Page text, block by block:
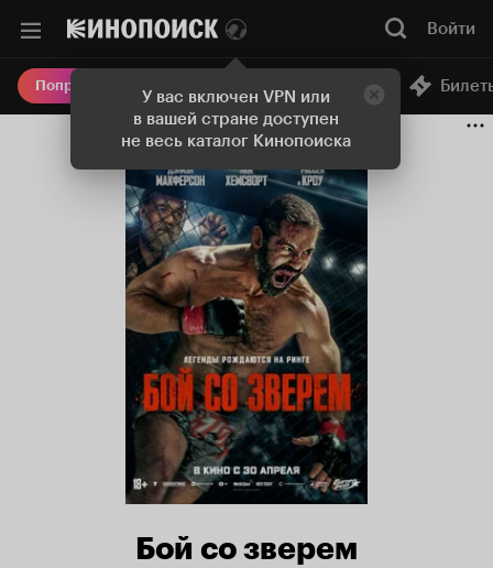
У вас включен VPN или
в вашей стране доступен
не весь каталог Кинопоиска
Войти
Попробовать Плюс Онлайн-кинотеатр
Бой со зверем